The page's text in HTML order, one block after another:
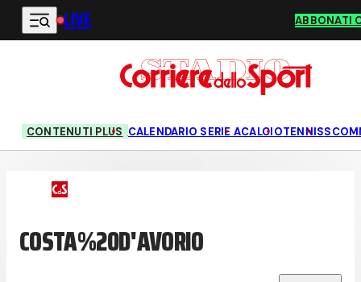
Vai al contenuto principale
LIVE ABBONATI
CONTENUTI PLUS CALENDARIO SERIE ACALCIOTENNIS
COSTA%20D'AVORIO